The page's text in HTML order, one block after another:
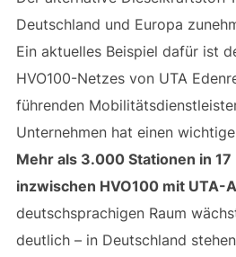
Deutschland und Europa
Ein aktuelles Beispiel dafür ist
HVO100-Netzes von UTA
führenden
Unternehmen hat einen
Mehr als 3.000 Stationen in
inzwischen HVO100 mit UTA-
deutschsprachigen Raum
deutlich – in Deutschland